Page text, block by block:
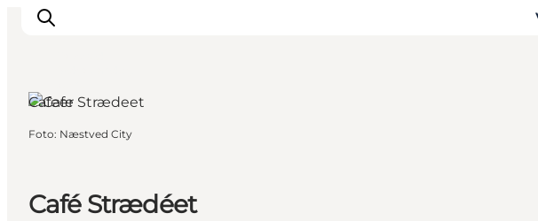
Oplevelser
Café Strædéet
Cafeer
Foto: Næstved City